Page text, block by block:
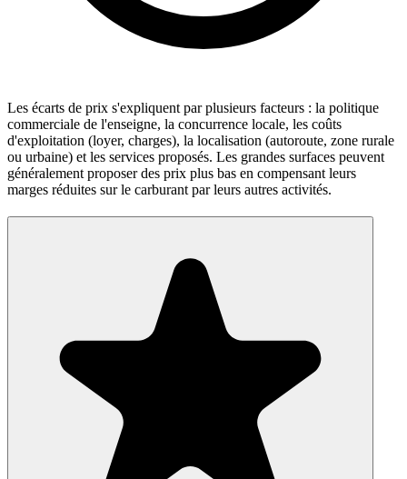
Les écarts de prix s'expliquent par plusieurs facteurs : la politique
commerciale de l'enseigne, la concurrence locale, les coûts
d'exploitation (loyer, charges), la localisation (autoroute, zone rurale
ou urbaine) et les services proposés. Les grandes surfaces peuvent
généralement proposer des prix plus bas en compensant leurs
marges réduites sur le carburant par leurs autres activités.